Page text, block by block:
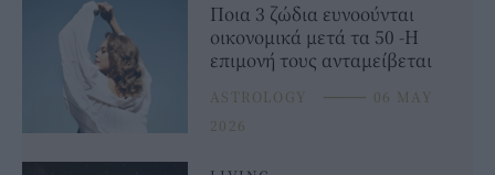
Ποια 3 ζώδια ευνοούνται
οικονομικά μετά τα 50 -Η
επιμονή τους ανταμείβεται
ASTROLOGY ⸻ 06 MAY
2026